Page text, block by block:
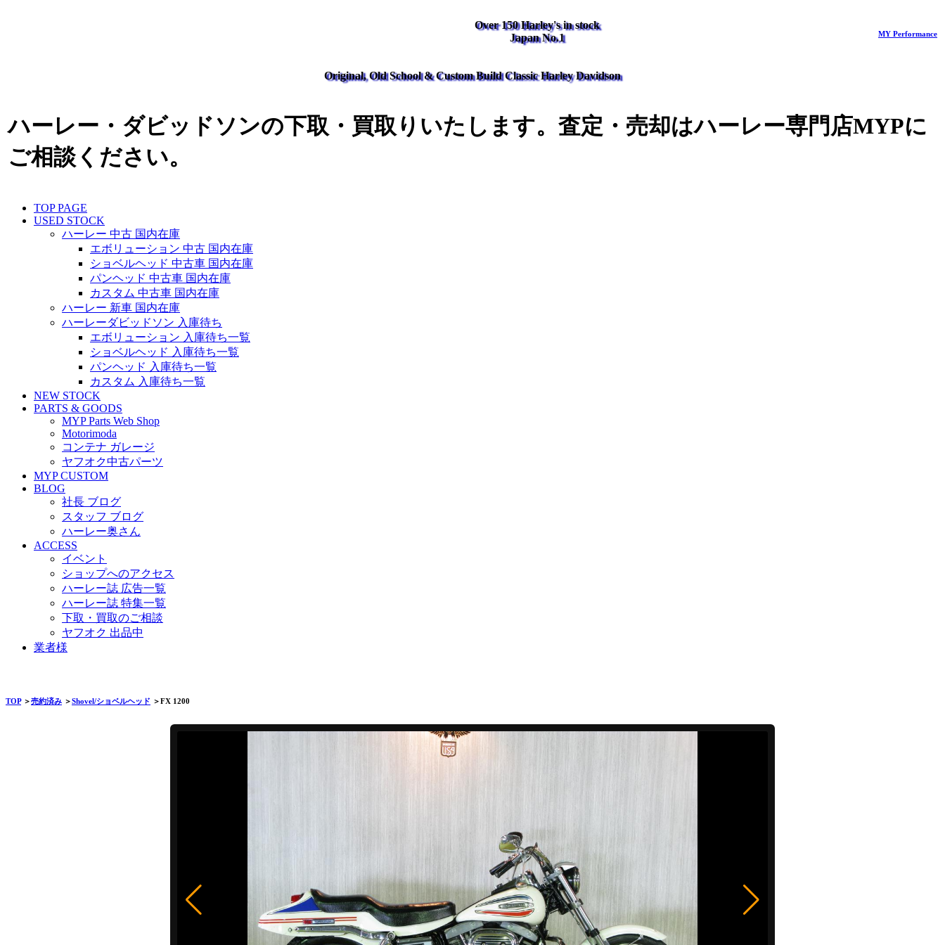
Over 150 Harley's in stock
Japan No.1
MY Performance
Original, Old School & Custom Build Classic Harley Davidson
ハーレー・ダビッドソンの下取・買取りいたします。査定・売却はハーレー専門店MYPに
ご相談ください。
TOP PAGE
USED STOCK
ハーレー 中古 国内在庫
エボリューション 中古 国内在庫
ショベルヘッド 中古車 国内在庫
パンヘッド 中古車 国内在庫
カスタム 中古車 国内在庫
ハーレー 新車 国内在庫
ハーレーダビッドソン 入庫待ち
エボリューション 入庫待ち一覧
ショベルヘッド 入庫待ち一覧
パンヘッド 入庫待ち一覧
カスタム 入庫待ち一覧
NEW STOCK
PARTS & GOODS
MYP Parts Web Shop
Motorimoda
コンテナ ガレージ
ヤフオク中古パーツ
MYP CUSTOM
BLOG
社長 ブログ
スタッフ ブログ
ハーレー奥さん
ACCESS
イベント
ショップへのアクセス
ハーレー誌 広告一覧
ハーレー誌 特集一覧
下取・買取のご相談
ヤフオク 出品中
業者様
TOP＞売約済み ＞Shovel/ショベルヘッド ＞FX 1200